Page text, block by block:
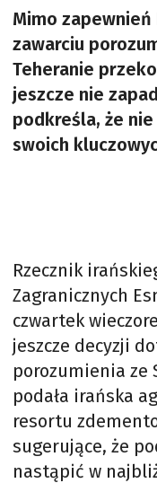
Mimo zapewnień
zawarciu
Teheranie
jeszcze nie
podkreśla, że
swoich
Rzecznik
Zagranicznych
czwartek
jeszcze decyzji
porozumienia ze
podała irańska
resortu
sugerujące, że
nastąpić w